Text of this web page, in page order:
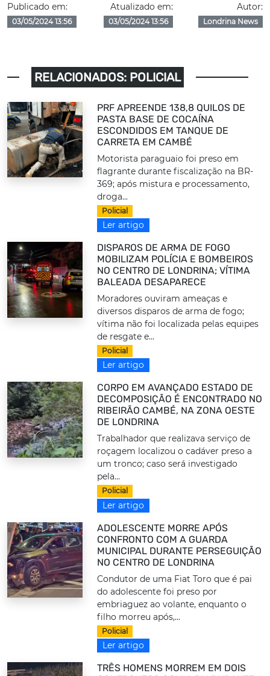
Publicado em:
03/05/2024 13:56
Atualizado em:
03/05/2024 13:56
Autor:
Londrina News
RELACIONADOS: POLICIAL
PRF APREENDE 138,8 QUILOS DE
PASTA BASE DE COCAÍNA
ESCONDIDOS EM TANQUE DE
CARRETA EM CAMBÉ
Motorista paraguaio foi preso em
flagrante durante fiscalização na BR-
369; após mistura e processamento,
droga...
Policial
Ler artigo
DISPAROS DE ARMA DE FOGO
MOBILIZAM POLÍCIA E BOMBEIROS
NO CENTRO DE LONDRINA; VÍTIMA
BALEADA DESAPARECE
Moradores ouviram ameaças e
diversos disparos de arma de fogo;
vítima não foi localizada pelas equipes
de resgate e...
Policial
Ler artigo
CORPO EM AVANÇADO ESTADO DE
DECOMPOSIÇÃO É ENCONTRADO NO
RIBEIRÃO CAMBÉ, NA ZONA OESTE
DE LONDRINA
Trabalhador que realizava serviço de
roçagem localizou o cadáver preso a
um tronco; caso será investigado
pela...
Policial
Ler artigo
ADOLESCENTE MORRE APÓS
CONFRONTO COM A GUARDA
MUNICIPAL DURANTE PERSEGUIÇÃO
NO CENTRO DE LONDRINA
Condutor de uma Fiat Toro que é pai
do adolescente foi preso por
embriaguez ao volante, enquanto o
filho morreu após,...
Policial
Ler artigo
TRÊS HOMENS MORREM EM DOIS